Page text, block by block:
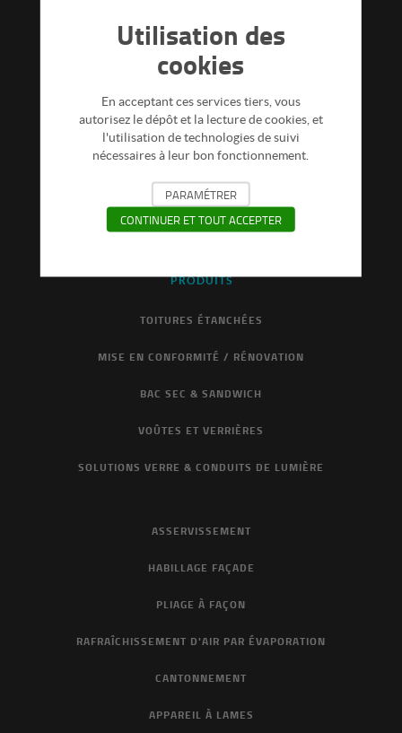
CONTACTEZ-NOUS
OPTIONS ET ACCESSSOIRES
LIENS UTILES
FLUX RSS
DOCUMENTATIONS
MENTIONS LÉGALES
PROTECTION DES DONNÉES PERSONNELLES
PRODUITS
TOITURES ÉTANCHÉES
MISE EN CONFORMITÉ / RÉNOVATION
BAC SEC & SANDWICH
VOÛTES ET VERRIÈRES
SOLUTIONS VERRE & CONDUITS DE LUMIÈRE
ASSERVISSEMENT
HABILLAGE FAÇADE
PLIAGE À FAÇON
RAFRAÎCHISSEMENT D'AIR PAR ÉVAPORATION
CANTONNEMENT
APPAREIL À LAMES
Utilisation des
cookies
En acceptant ces services tiers, vous
autorisez le dépôt et la lecture de cookies, et
l'utilisation de technologies de suivi
nécessaires à leur bon fonctionnement.
PARAMÉTRER
CONTINUER ET TOUT ACCEPTER